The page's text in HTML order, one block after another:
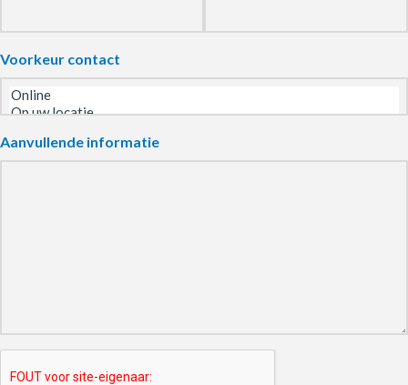
Voorkeur contact
Aanvullende informatie